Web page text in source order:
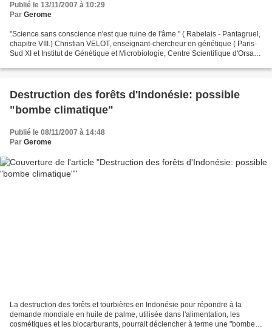
Publié le 13/11/2007 à 10:29
Par Gerome
"Science sans conscience n'est que ruine de l'âme." ( Rabelais - Pantagruel,
chapitre VIII.) Christian VELOT, enseignant-chercheur en génétique ( Paris-
Sud XI et Institut de Génétique et Microbiologie, Centre Scientifique d'Orsay),
Destruction des forêts d'Indonésie: possible
"bombe climatique"
Publié le 08/11/2007 à 14:48
Par Gerome
La destruction des forêts et tourbières en Indonésie pour répondre à la
demande mondiale en huile de palme, utilisée dans l'alimentation, les
cosmétiques et les biocarburants, pourrait déclencher à terme une "bombe